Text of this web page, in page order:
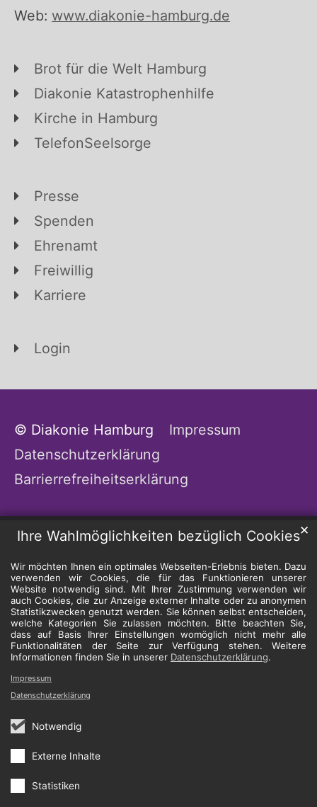
Ihre Wahlmöglichkeiten bezüglich Cookies
Wir möchten Ihnen ein optimales Webseiten-Erlebnis bieten. Dazu
verwenden wir Cookies, die für das Funktionieren unserer
Website notwendig sind. Mit Ihrer Zustimmung verwenden wir
auch Cookies, die zur Anzeige externer Inhalte oder zu anonymen
Statistikzwecken genutzt werden. Sie können selbst entscheiden,
welche Kategorien Sie zulassen möchten. Bitte beachten Sie,
dass auf Basis Ihrer Einstellungen womöglich nicht mehr alle
Funktionalitäten der Seite zur Verfügung stehen. Weitere
Informationen finden Sie in unserer Datenschutzerklärung.
Notwendig
Externe Inhalte
Statistiken
✕
Impressum
Datenschutzerklärung
Web: www.diakonie-hamburg.de
Brot für die Welt Hamburg
Diakonie Katastrophenhilfe
Kirche in Hamburg
TelefonSeelsorge
Presse
Spenden
Ehrenamt
Freiwillig
Karriere
Login
© Diakonie Hamburg
Impressum
Datenschutzerklärung
Barrierrefreiheitserklärung